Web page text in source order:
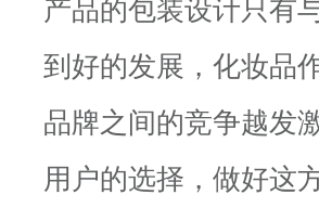
到好的发展，化妆品
品牌之间的竞争越发
用户的选择，做好这